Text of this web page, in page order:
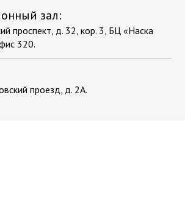
зал:
проспект, д. 32, кор. 3, БЦ «Наска
320.
проезд, д. 2А.